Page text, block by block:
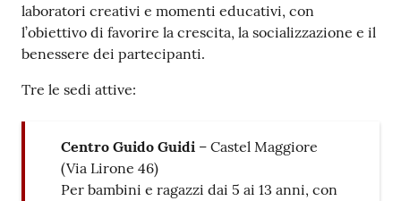
laboratori creativi e momenti educativi, con
l’obiettivo di favorire la crescita, la socializzazione e il
benessere dei partecipanti.
Tre le sedi attive:
Centro Guido Guidi – Castel Maggiore
(Via Lirone 46)
Per bambini e ragazzi dai 5 ai 13 anni, con